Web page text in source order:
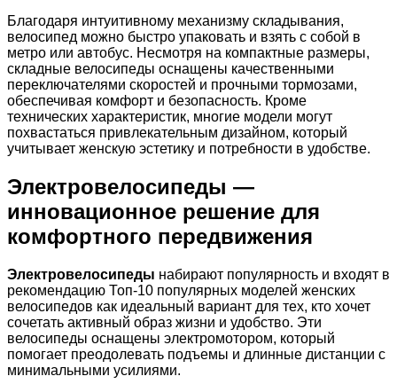
Благодаря интуитивному механизму складывания,
велосипед можно быстро упаковать и взять с собой в
метро или автобус. Несмотря на компактные размеры,
складные велосипеды оснащены качественными
переключателями скоростей и прочными тормозами,
обеспечивая комфорт и безопасность. Кроме
технических характеристик, многие модели могут
похвастаться привлекательным дизайном, который
учитывает женскую эстетику и потребности в удобстве.
Электровелосипеды —
инновационное решение для
комфортного передвижения
Электровелосипеды набирают популярность и входят в
рекомендацию Топ-10 популярных моделей женских
велосипедов как идеальный вариант для тех, кто хочет
сочетать активный образ жизни и удобство. Эти
велосипеды оснащены электромотором, который
помогает преодолевать подъемы и длинные дистанции с
минимальными усилиями.